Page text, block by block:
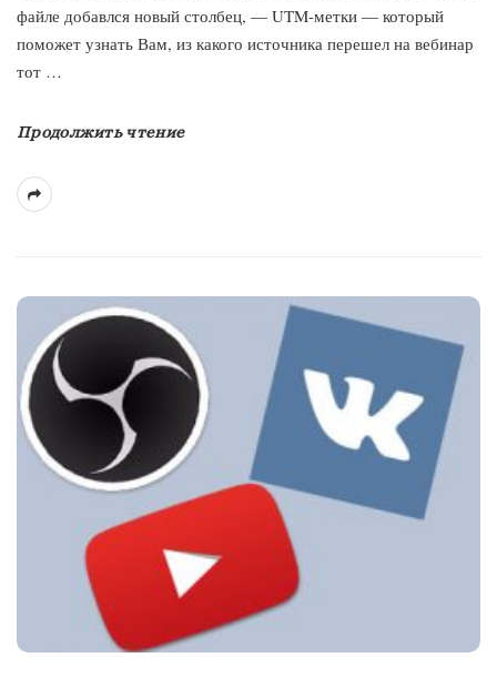
файле добавлся новый столбец, — UTM-метки — который
поможет узнать Вам, из какого источника перешел на вебинар
тот …
Продолжить чтение